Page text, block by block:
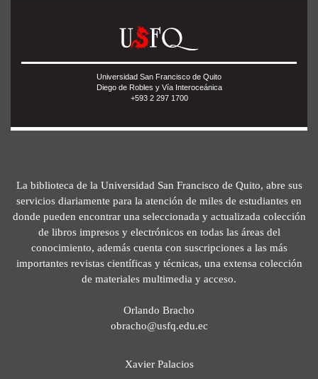
Universidad San Francisco de Quito
Diego de Robles y Vía Interoceánica
+593 2 297 1700
La biblioteca de la Universidad San Francisco de Quito, abre sus
servicios diariamente para la atención de miles de estudiantes en
donde pueden encontrar una seleccionada y actualizada colección
de libros impresos y electrónicos en todas las áreas del
conocimiento, además cuenta con suscripciones a las más
importantes revistas científicas y técnicas, una extensa colección
de materiales multimedia y acceso.
Orlando Bracho
obracho@usfq.edu.ec
Xavier Palacios